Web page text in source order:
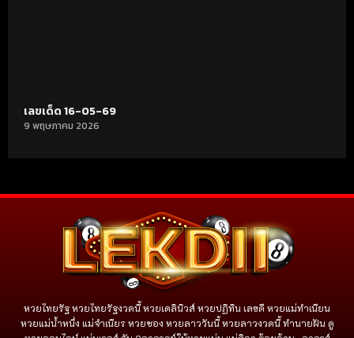
เลขเด็ด 16-05-69
9 พฤษภาคม 2026
หวยไทยรัฐ หวยไทยรัฐงวดนี้ หวยเดลินิวส์ หวยปฏิทิน เลขดี หวยแม่ทำเนียน
หวยแม่น้ำหนึ่ง แม่จําเนียร หวยซอง หวยลาววันนี้ หวยลาวงวดนี้ ทำนายฝัน ดู